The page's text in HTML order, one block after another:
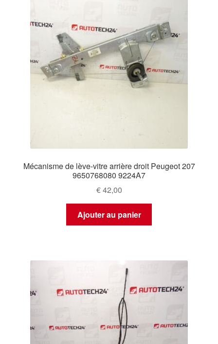
Procédure de Réclamation
Termes et conditions
Mécanisme de lève-vitre arrière droit Peugeot 207
9650768080 9224A7
€42,00
Ajouter au panier